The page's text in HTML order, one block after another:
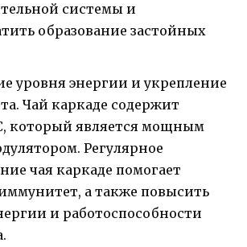
системы и
образование застойных
уровня энергии и укрепление
Чай каркаде содержит
который является мощным
Регулярное
чая каркаде помогает
а также повысить
и работоспособности